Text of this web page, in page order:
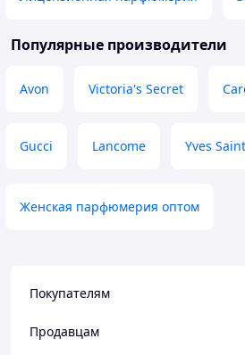
Популярные производители
Avon Victoria's Secret
Gucci Lancome Yves
Женская парфюмерия оптом
Покупателям
Продавцам